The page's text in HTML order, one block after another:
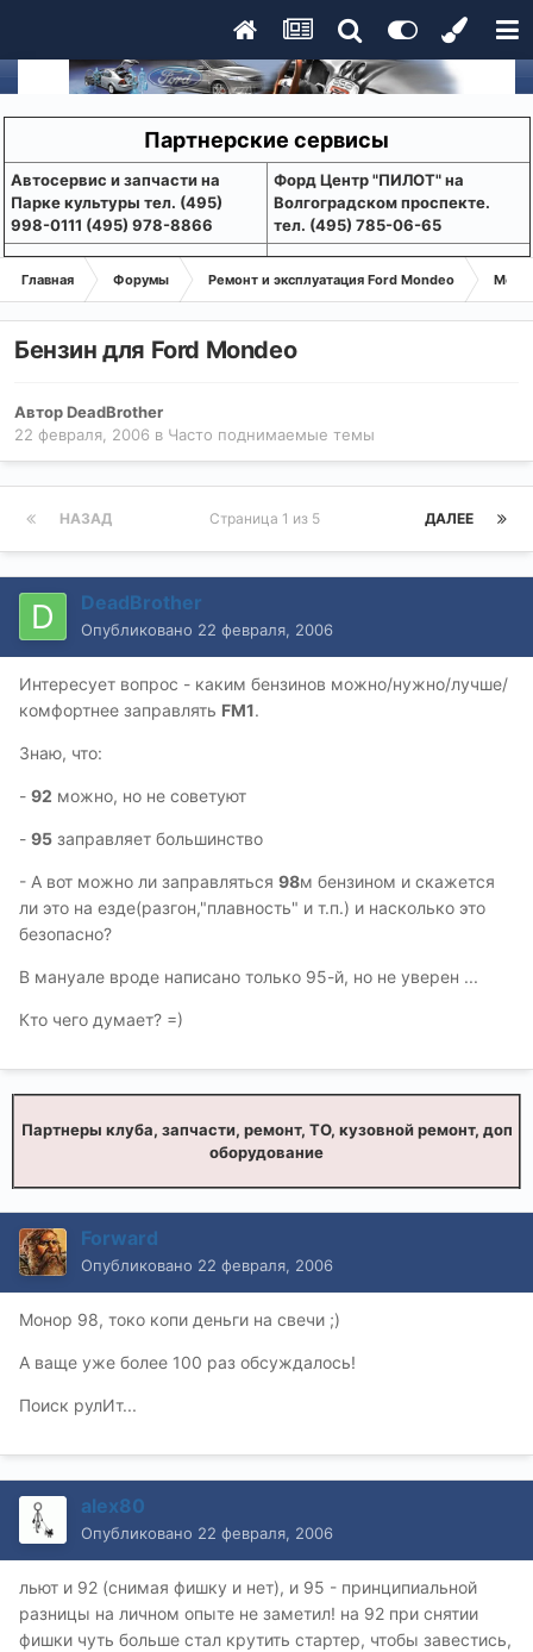
Партнерские сервисы
Aвтосервис и запчасти на
Парке культуры тел. (495)
998-0111 (495) 978-8866
Форд Центр "ПИЛОТ" на
Волгоградском проспекте.
тел. (495) 785-06-65
Главная Форумы Ремонт и эксплуатация Ford Mondeo
Бензин для Ford Mondeo
АвторDeadBrother
22 февраля, 2006 в Часто поднимаемые темы
НАЗАД ДАЛЕЕ
Страница 1 из 5
DeadBrother
Опубликовано 22 февраля, 2006
Интересует вопрос - каким бензинов можно/нужно/лучше/
комфортнее заправлять FM1.
Знаю, что:
- 92 можно, но не советуют
- 95 заправляет большинство
- А вот можно ли заправляться 98м бензином и скажется
ли это на езде(разгон,"плавность" и т.п.) и насколько это
безопасно?
В мануале вроде написано только 95-й, но не уверен ...
Кто чего думает? =)
Партнеры клуба, запчасти, ремонт, ТО, кузовной ремонт, доп
оборудование
Forward
Опубликовано 22 февраля, 2006
Монор 98, токо копи деньги на свечи ;)
А ваще уже более 100 раз обсуждалось!
Поиск рулИт...
alex80
Опубликовано 22 февраля, 2006
льют и 92 (снимая фишку и нет), и 95 - принципиальной
разницы на личном опыте не заметил! на 92 при снятии
фишки чуть больше стал крутить стартер, чтобы завестись,